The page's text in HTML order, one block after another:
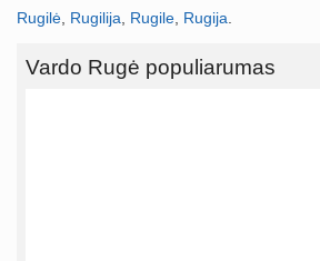
Rugilė Rugilija Rugile Rugija
Vardo Rugė populiarumas